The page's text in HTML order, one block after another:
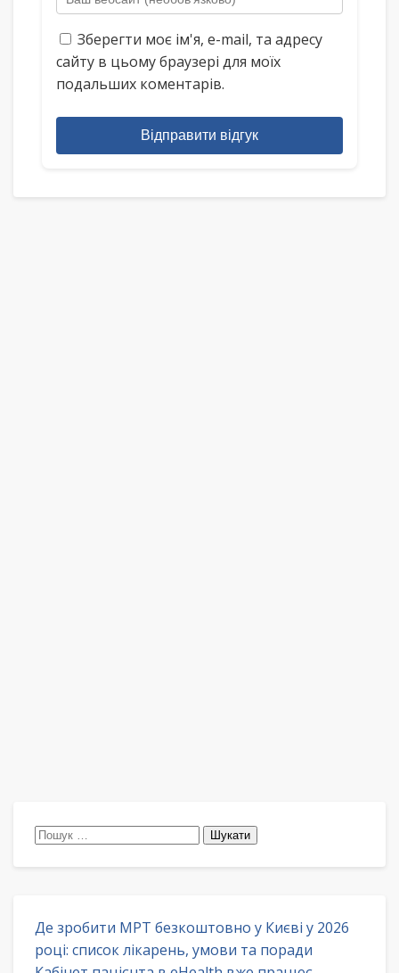
Зберегти моє ім'я, e-mail, та адресу
сайту в цьому браузері для моїх
подальших коментарів.
Відправити відгук
Пошук:
Де зробити МРТ безкоштовно у Києві у 2026
році: список лікарень, умови та поради